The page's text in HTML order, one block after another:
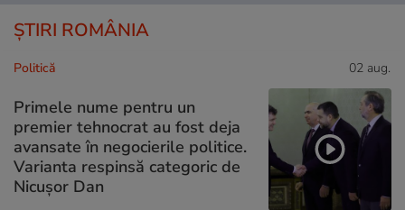
ȘTIRI ROMÂNIA
Politică 02 aug.
Primele nume pentru un
premier tehnocrat au fost deja
avansate în negocierile politice.
Varianta respinsă categoric de
Nicușor Dan